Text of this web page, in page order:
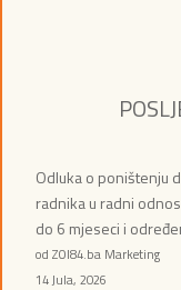
Odluka o poništenju
radnika u radni
do 6 mjeseci i
od ZOI84.ba Marketing
14 Jula, 2026